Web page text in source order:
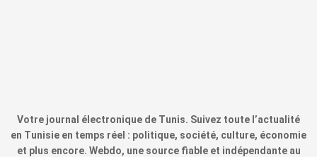
Votre journal électronique de Tunis. Suivez toute l’actualité
en Tunisie en temps réel : politique, société, culture, économie
et plus encore. Webdo, une source fiable et indépendante au